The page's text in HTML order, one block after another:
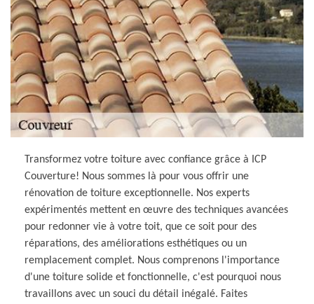
Transformez votre toiture avec confiance grâce à ICP
Couverture! Nous sommes là pour vous offrir une
rénovation de toiture exceptionnelle. Nos experts
expérimentés mettent en œuvre des techniques avancées
pour redonner vie à votre toit, que ce soit pour des
réparations, des améliorations esthétiques ou un
remplacement complet. Nous comprenons l'importance
d'une toiture solide et fonctionnelle, c'est pourquoi nous
travaillons avec un souci du détail inégalé. Faites